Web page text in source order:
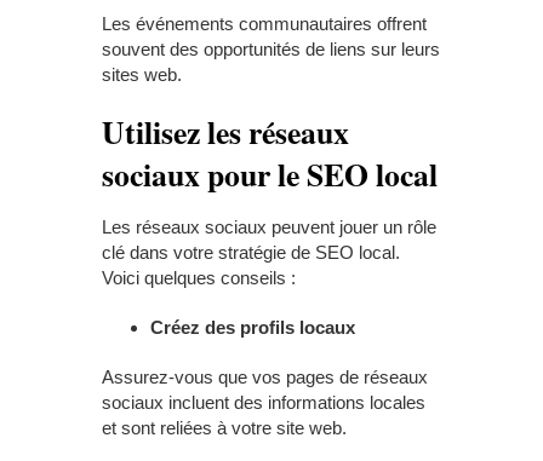
Les événements communautaires offrent
souvent des opportunités de liens sur leurs
sites web.
Utilisez les réseaux
sociaux pour le SEO local
Les réseaux sociaux peuvent jouer un rôle
clé dans votre stratégie de SEO local.
Voici quelques conseils :
Créez des profils locaux
Assurez-vous que vos pages de réseaux
sociaux incluent des informations locales
et sont reliées à votre site web.